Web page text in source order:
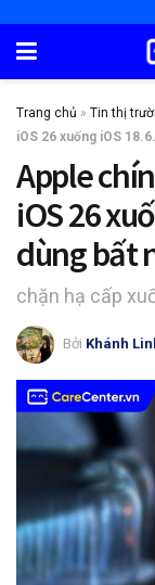
Trang chủ » Tin thị
iOS 26 xuống iOS
Apple
iOS 26
dùng bất
chặn hạ cấp
Bởi Khánh